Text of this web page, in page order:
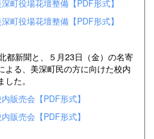
町役場花壇整備【PDF形式】
町役場花壇整備【PDF形式】
都新聞と、５月23日（金）の名寄
よる、美深町民の方に向けた校内
た。
販売会【PDF形式】
販売会【PDF形式】